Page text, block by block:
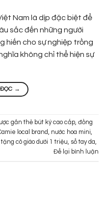
Nam là dịp đặc biệt để
sắc đến những người
hiến cho sự nghiệp trồng
không chỉ thể hiện sự
→
gắn thẻ bút ký cao cấp, đồng
local brand, nước hoa mini,
cô giáo dưới 1 triệu, sổ tay da,
Để lại bình luận